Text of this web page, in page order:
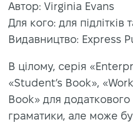
Автор: Virginia Evans
Для кого: для підлітків
Видавництво: Express
В цілому, серія
«Student’s Book»,
Book» для
граматики, але може